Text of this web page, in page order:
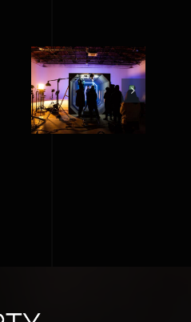
Reflex
Victory
short film
editing